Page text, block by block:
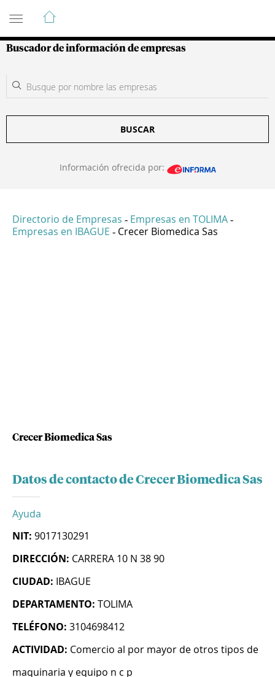
Guía de Empresas Colombianas
Buscador de información de empresas
BUSCAR
Información ofrecida por:
Directorio de Empresas - Empresas en TOLIMA -
Empresas en IBAGUE - Crecer Biomedica Sas
Crecer Biomedica Sas
Datos de contacto de Crecer Biomedica Sas
Ayuda
NIT: 9017130291
DIRECCIÓN: CARRERA 10 N 38 90
CIUDAD: IBAGUE
DEPARTAMENTO: TOLIMA
TELÉFONO: 3104698412
ACTIVIDAD: Comercio al por mayor de otros tipos de
maquinaria y equipo n c p